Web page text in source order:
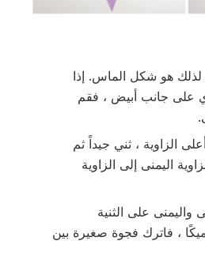
لذلك هو شكل الماس. إذا
على جانب أبيض ، فقم
الزاوية ، ثني جيداً ثم
اليمنى إلى الزاوية
واليمنى على الثنية
، فاترك فجوة صغيرة بين